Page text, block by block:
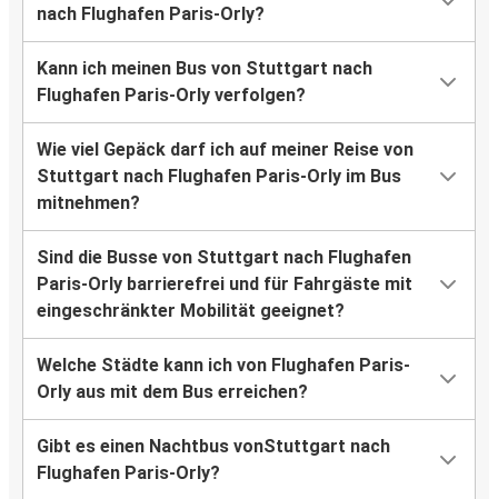
nach Flughafen Paris-Orly?
Kann ich meinen Bus von Stuttgart nach
Flughafen Paris-Orly verfolgen?
Wie viel Gepäck darf ich auf meiner Reise von
Stuttgart nach Flughafen Paris-Orly im Bus
mitnehmen?
Sind die Busse von Stuttgart nach Flughafen
Paris-Orly barrierefrei und für Fahrgäste mit
eingeschränkter Mobilität geeignet?
Welche Städte kann ich von Flughafen Paris-
Orly aus mit dem Bus erreichen?
Gibt es einen Nachtbus vonStuttgart nach
Flughafen Paris-Orly?